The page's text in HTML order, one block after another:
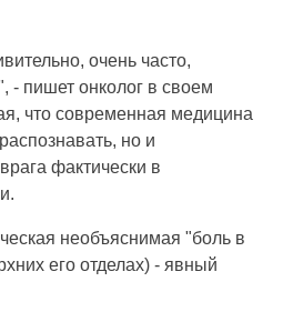
очень часто,
- пишет онколог в своем
что современная медицина
но и
фактически в
необъяснимая "боль в
его отделах) - явный